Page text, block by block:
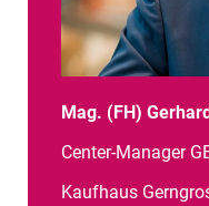
Mag. (FH)
Center-Manager
Kaufhaus